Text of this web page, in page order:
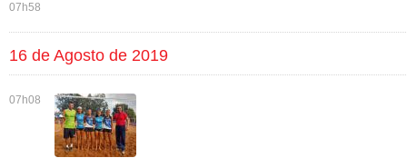
07h58
16 de Agosto de 2019
07h08